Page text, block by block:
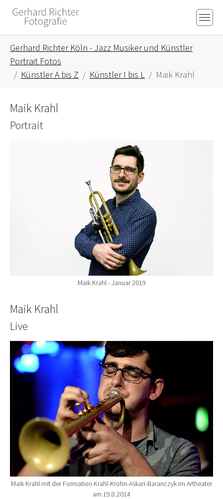
Skip to main content
Skip to page footer
Gerhard Richter Köln - Jazz Musiker und Künstler
Portrait Fotos
Künstler A bis Z
Künstler I bis L Maik Krahl
Maik Krahl
Portrait
Maik Krahl - Januar 2019
Maik Krahl
Live
Show larger version for:
Maik Krahl mit der Formation Krahl-Krohn-Askari-Baranczyk im Artheater
am 19.8.2014